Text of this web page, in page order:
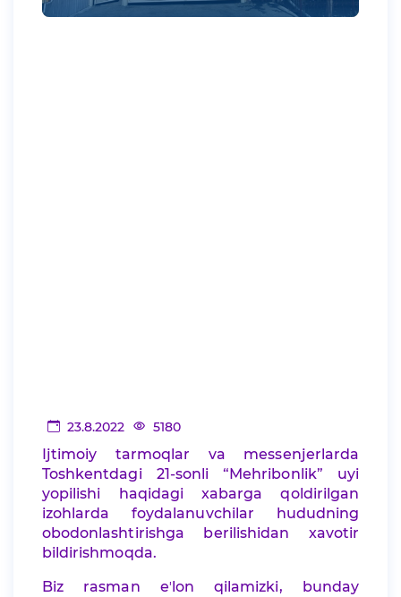
23.8.2022 5180
Ijtimoiy tarmoqlar va messenjerlarda
Toshkentdagi 21-sonli “Mehribonlik” uyi
yopilishi haqidagi xabarga qoldirilgan
izohlarda foydalanuvchilar hududning
obodonlashtirishga berilishidan xavotir
bildirishmoqda.
Biz rasman eʼlon qilamizki, bunday